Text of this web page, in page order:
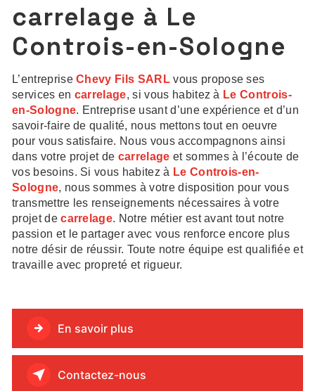
carrelage à Le
Controis-en-Sologne
L’entrepriseChevy Fils SARLvous propose ses
services en carrelage, si vous habitez à Le Controis-
en-Sologne. Entreprise usant d’une expérience et d’un
savoir-faire de qualité, nous mettons tout en oeuvre
pour vous satisfaire. Nous vous accompagnons ainsi
dans votre projet de carrelage et sommes à l’écoute de
vos besoins. Si vous habitez à Le Controis-en-
Sologne, nous sommes à votre disposition pour vous
transmettre les renseignements nécessaires à votre
projet decarrelage. Notre métier est avant tout notre
passion et le partager avec vous renforce encore plus
notre désir de réussir. Toute notre équipe est qualifiée et
travaille avec propreté et rigueur.
En savoir plus
Contactez-nous